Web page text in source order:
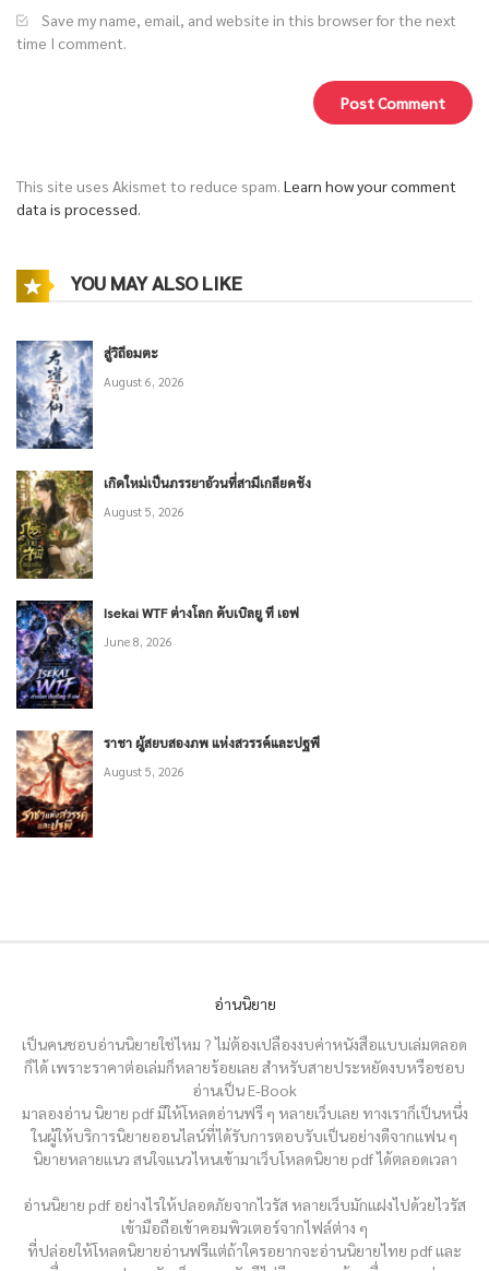
Save my name, email, and website in this browser for the next
time I comment.
This site uses Akismet to reduce spam. Learn how your comment
data is processed.
YOU MAY ALSO LIKE
สู่วิถีอมตะ
August 6, 2026
เกิดใหม่เป็นภรรยาอ้วนที่สามีเกลียดชัง
August 5, 2026
Isekai WTF ต่างโลก ดับเบิลยู ที เอฟ
June 8, 2026
ราชา ผู้สยบสองภพ แห่งสวรรค์และปฐพี
August 5, 2026
อ่านนิยาย
เป็นคนชอบอ่านนิยายใช่ไหม ? ไม่ต้องเปลืองงบค่าหนังสือแบบเล่มตลอด
ก็ได้ เพราะราคาต่อเล่มก็หลายร้อยเลย สำหรับสายประหยัดงบหรือชอบ
อ่านเป็น E-Book
มาลองอ่าน นิยาย pdf มีให้โหลดอ่านฟรี ๆ หลายเว็บเลย ทางเราก็เป็นหนึ่ง
ในผู้ให้บริการนิยายออนไลน์ที่ได้รับการตอบรับเป็นอย่างดีจากแฟน ๆ
นิยายหลายแนว สนใจแนวไหนเข้ามาเว็บโหลดนิยาย pdf ได้ตลอดเวลา
อ่านนิยาย pdf อย่างไรให้ปลอดภัยจากไวรัส หลายเว็บมักแฝงไปด้วยไวรัส
เข้ามือถือเข้าคอมพิวเตอร์จากไฟล์ต่าง ๆ
ที่ปล่อยให้โหลดนิยายอ่านฟรีแต่ถ้าใครอยากจะอ่านนิยายไทย pdf และ